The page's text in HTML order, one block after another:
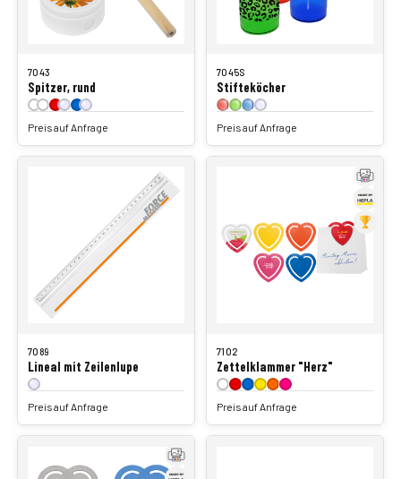
7043
Spitzer, rund
Preis auf Anfrage
7045S
Stifteköcher
Preis auf Anfrage
7089
Lineal mit Zeilenlupe
Preis auf Anfrage
7102
Zettelklammer "Herz"
Preis auf Anfrage